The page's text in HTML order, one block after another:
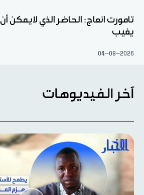
تامورت انعاج: الحاضر الذي لايمكن أن
يغيب
04-08-2026
آخر الفيديوهات